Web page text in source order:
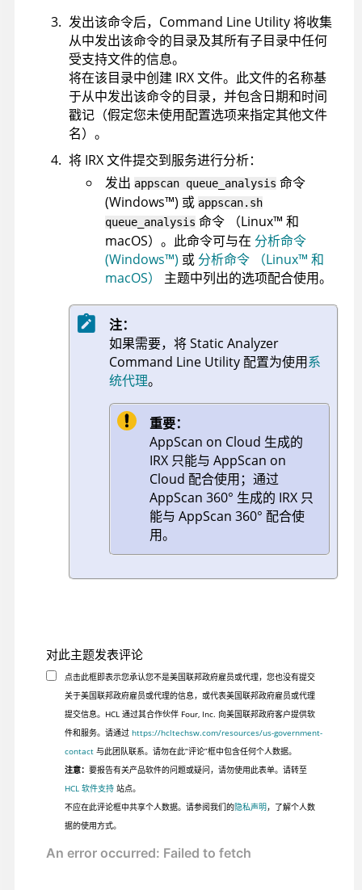
发出该命令后， Command Line Utility将收集
从中发出该命令的目录及其所有子目录中任何
受支持文件的信息。
将在该目录中创建 IRX文件。此文件的名称基
于从中发出该命令的目录，并包含日期和时间
戳记（假定您未使用配置选项来指定其他文件
名）。
将 IRX文件提交到服务进行分析：
发出 appscan queue_analysis 命令
(Windows™) 或 appscan.sh
queue_analysis 命令 （Linux™ 和
macOS） 。此命令可与在 分析命令
(Windows™) 或 分析命令 （Linux™ 和
macOS） 主题中列出的选项配合使用。
注：
如果需要，将Static Analyzer
Command Line Utility 配置为使用系
统代理。
重要：
AppScan on Cloud 生成的
IRX 只能与 AppScan on
Cloud 配合使用；通过
AppScan 360° 生成的 IRX 只
能与 AppScan 360° 配合使
用。
对此主题发表评论
点击此框即表示您承认您不是美国联邦政府雇员或代理，您也没有提交
关于美国联邦政府雇员或代理的信息，或代表美国联邦政府雇员或代理
提交信息。HCL 通过其合作伙伴 Four, Inc. 向美国联邦政府客户提供软
件和服务。请通过 https://hcltechsw.com/resources/us-government-
contact与此团队联系。请勿在此“评论”框中包含任何个人数据。
注意： 要报告有关产品软件的问题或疑问，请勿使用此表单。请转至
HCL 软件支持站点。
不应在此评论框中共享个人数据。请参阅我们的隐私声明，了解个人数
据的使用方式。